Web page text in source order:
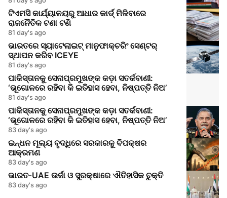
ଟିଏମସି କାର୍ଯ୍ୟାଳୟରୁ ଆଧାର କାର୍ଡ୍ ମିଳିବାରେ
ରାଜନୈତିକ ଟଣା ଟଣି
81 day's ago
ଭାରତରେ ସ୍ୟାଟେଲାଇଟ୍ ମାନୁଫାକ୍ଚରିଂ ସେଣ୍ଟର୍
ସ୍ଥାପନ କରିବ ICEYE
81 day's ago
ପାକିସ୍ତାନକୁ ସେନାପ୍ରମୁଖଙ୍କ କଡ଼ା ସତର୍କବାଣୀ:
‘ଭୂଗୋଳରେ ରହିବା କି ଇତିହାସ ହେବା, ନିଷ୍ପତ୍ତି ନିଅ’
81 day's ago
ପାକିସ୍ତାନକୁ ସେନାପ୍ରମୁଖଙ୍କ କଡ଼ା ସତର୍କବାଣୀ:
‘ଭୂଗୋଳରେ ରହିବା କି ଇତିହାସ ହେବା, ନିଷ୍ପତ୍ତି ନିଅ’
83 day's ago
ଇନ୍ଧନ ମୂଲ୍ୟ ବୃଦ୍ଧିରେ ସରକାରକୁ ବିପକ୍ଷର
ଆକ୍ରମଣ
83 day's ago
ଭାରତ‑UAE ଉର୍ଜା ଓ ସୁରକ୍ଷାରେ ଐତିହାସିକ ଚୁକ୍ତି
83 day's ago